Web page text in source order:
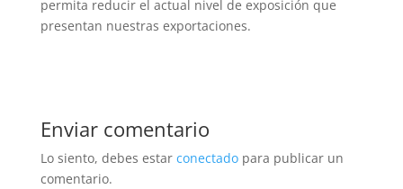
permita reducir el actual nivel de exposición que
presentan nuestras exportaciones.
Enviar comentario
Lo siento, debes estar conectadopara publicar un
comentario.